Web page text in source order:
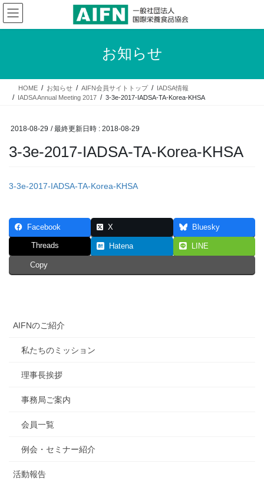
コ
ン
テ
ス
ナ
ビ
ゲ
ン
お知らせ
HOME お知らせ AIFN会員サイトトップ
IADSA情報
IADSA Annual Meeting 2017
3-3e-2017-IADSA-TA-Korea-KHSA
2018-08-29 / 最終更新日時 : 2018-08-29
3-3e-2017-IADSA-TA-Korea-KHSA
3-3e-2017-IADSA-TA-Korea-KHSA
Facebook X Bluesky
Threads Hatena LINE
Copy
AIFNのご紹介
私たちのミッション
理事長挨拶
事務局ご案内
会員一覧
例会・セミナー紹介
活動報告